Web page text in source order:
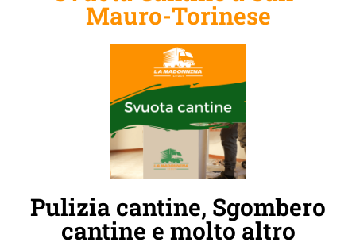
Mauro-Torinese
Pulizia cantine, Sgombero
cantine e molto altro